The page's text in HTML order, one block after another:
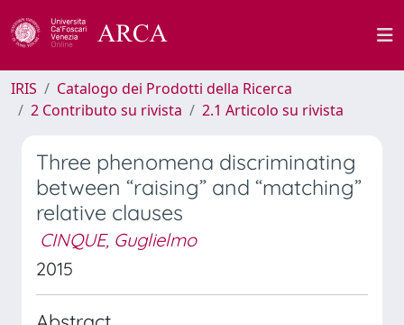
IRIS
Catalogo dei Prodotti della Ricerca
2 Contributo su rivista
2.1 Articolo su rivista
Three phenomena discriminating
between “raising” and “matching”
relative clauses
CINQUE, Guglielmo
2015